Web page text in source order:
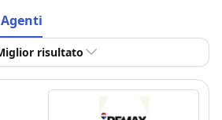
Agenti
risultato